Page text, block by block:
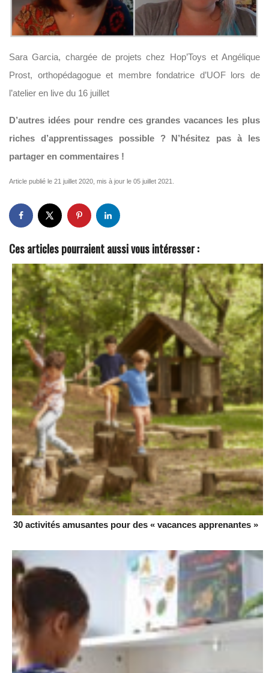
Sara Garcia, chargée de projets chez Hop’Toys et Angélique
Prost, orthopédagogue et membre fondatrice d’UOF lors de
l’atelier en live du 16 juillet
D’autres idées pour rendre ces grandes vacances les plus
riches d’apprentissages possible ? N’hésitez pas à les
partager en commentaires !
Article publié le 21 juillet 2020, mis à jour le 05 juillet 2021.
Ces articles pourraient aussi vous intéresser :
30 activités amusantes pour des « vacances apprenantes »